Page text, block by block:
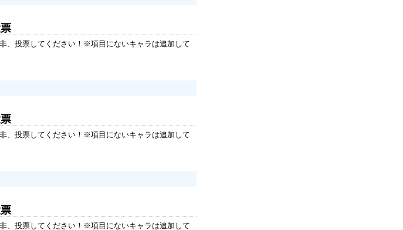
、投票してください！※項目にないキャラは追加して
、投票してください！※項目にないキャラは追加して
、投票してください！※項目にないキャラは追加して